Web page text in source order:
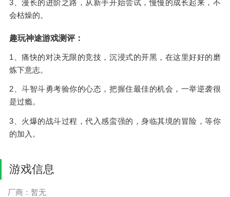
3、漫长的进阶之路，从新手开始尝试，慢慢的成长起来，不
会枯燥的。
趣玩神途游戏测评：
1、痛快的对决无限的竞技，沉浸式的开黑，在这里好好的磨
炼下意志。
2、斗智斗勇考验你的心态，把握住最佳的机会，一举逆袭很
是过瘾。
3、火爆的战斗过程，代入感蛮强的，身临其境的冒险，等你
的加入。
游戏信息
厂商：暂无